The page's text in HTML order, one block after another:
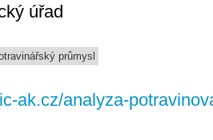
úřad
průmysl
ak.cz/analyza-